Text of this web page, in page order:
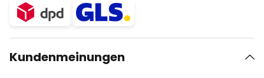
Kundenmeinungen